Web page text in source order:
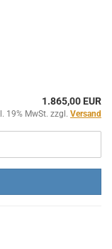
1.865,00 EUR
19% MwSt. zzgl. Versand